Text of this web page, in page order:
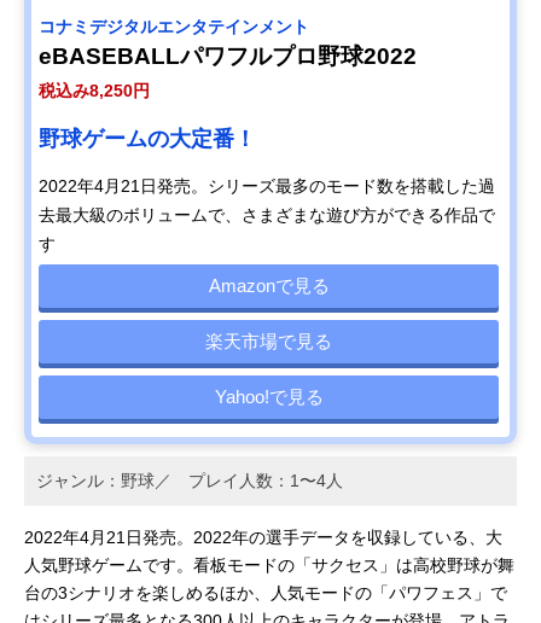
コナミデジタルエンタテインメント
eBASEBALLパワフルプロ野球2022
税込み8,250円
野球ゲームの大定番！
2022年4月21日発売。シリーズ最多のモード数を搭載した過
去最大級のボリュームで、さまざまな遊び方ができる作品で
す
Amazonで見る
楽天市場で見る
Yahoo!で見る
ジャンル：野球／ プレイ人数：1〜4人
2022年4月21日発売。2022年の選手データを収録している、大
人気野球ゲームです。看板モードの「サクセス」は高校野球が舞
台の3シナリオを楽しめるほか、人気モードの「パワフェス」で